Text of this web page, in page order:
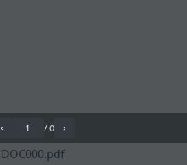
‹ /0 ›
DOC000.pdf